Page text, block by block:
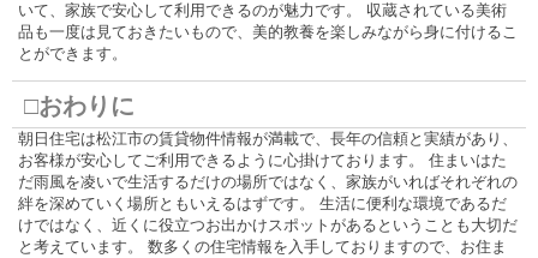
いて、家族で安心して利用できるのが魅力です。 収蔵されている美術
品も一度は見ておきたいもので、美的教養を楽しみながら身に付けるこ
とができます。
□おわりに
朝日住宅は松江市の賃貸物件情報が満載で、長年の信頼と実績があり、
お客様が安心してご利用できるように心掛けております。 住まいはた
だ雨風を凌いで生活するだけの場所ではなく、家族がいればそれぞれの
絆を深めていく場所ともいえるはずです。 生活に便利な環境であるだ
けではなく、近くに役立つお出かけスポットがあるということも大切だ
と考えています。 数多くの住宅情報を入手しておりますので、お住ま